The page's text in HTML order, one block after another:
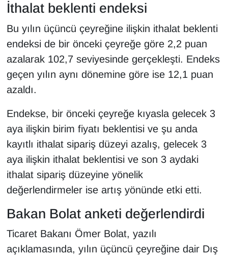
İthalat beklenti endeksi
Bu yılın üçüncü çeyreğine ilişkin ithalat beklenti
endeksi de bir önceki çeyreğe göre 2,2 puan
azalarak 102,7 seviyesinde gerçekleşti. Endeks
geçen yılın aynı dönemine göre ise 12,1 puan
azaldı.
Endekse, bir önceki çeyreğe kıyasla gelecek 3
aya ilişkin birim fiyatı beklentisi ve şu anda
kayıtlı ithalat sipariş düzeyi azalış, gelecek 3
aya ilişkin ithalat beklentisi ve son 3 aydaki
ithalat sipariş düzeyine yönelik
değerlendirmeler ise artış yönünde etki etti.
Bakan Bolat anketi değerlendirdi
Ticaret Bakanı Ömer Bolat, yazılı
açıklamasında, yılın üçüncü çeyreğine dair Dış
SİYASET
SPOR
TEBRİK
TEKNOLOJİ
Turizm
VAN'DA SPOR
Vasıta
YAŞAM
YEREL